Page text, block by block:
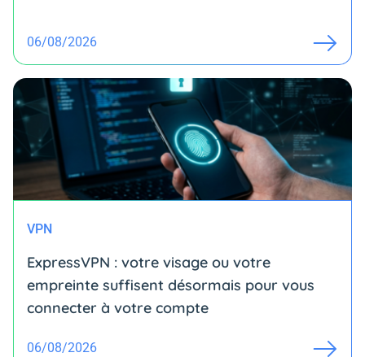
06/08/2026
VPN
ExpressVPN : votre visage ou votre
empreinte suffisent désormais pour vous
connecter à votre compte
06/08/2026